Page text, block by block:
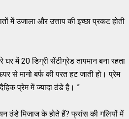
में उजाला और उत्ताप की इच्छा प्रकट होती
में 20 डिग्री सेंटीग्रेड तापमान बना रहता
मानो बर्फ की परत हट जाती हो। प्रेम
प्रेम में ज्यादा ठंडे है। ”
ठंडे मिजाज के होते हैं? फ्रांस की गलियों में